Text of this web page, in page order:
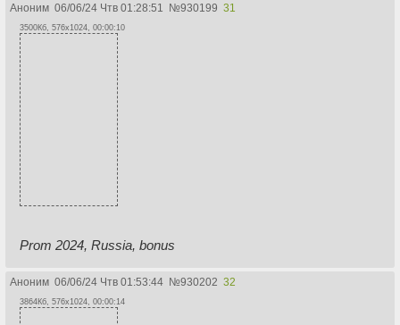
Аноним 06/06/24 Чтв 01:28:51 №930199 31
3500Кб, 576x1024, 00:00:10
Prom 2024, Russia, bonus
Аноним 06/06/24 Чтв 01:53:44 №930202 32
3864Кб, 576x1024, 00:00:14